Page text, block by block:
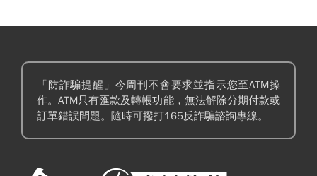
「防詐騙提醒」今周刊不會要求並指示您至ATM操
作。ATM只有匯款及轉帳功能，無法解除分期付款或
訂單錯誤問題。隨時可撥打165反詐騙諮詢專線。